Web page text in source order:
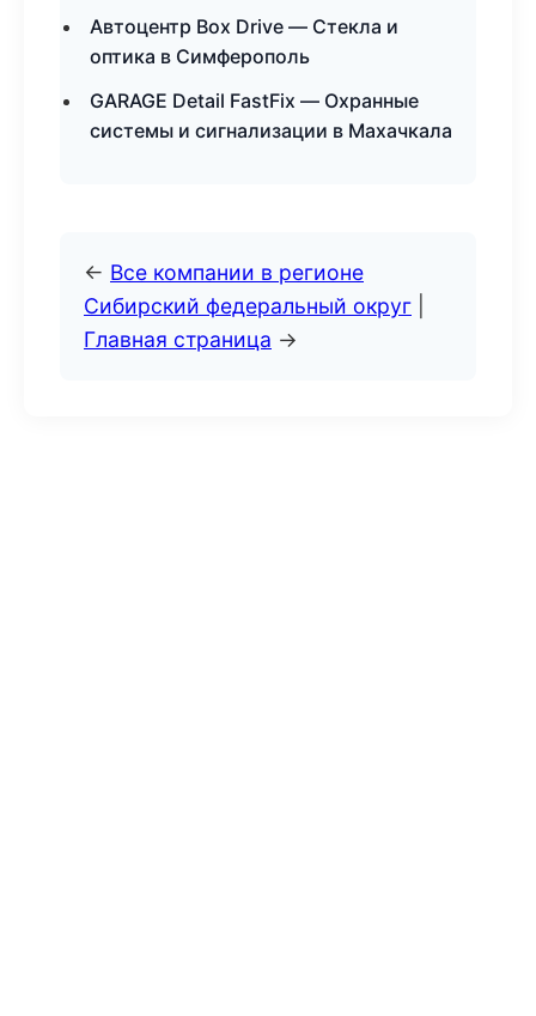
Автоцентр Box Drive — Стекла и
оптика в Симферополь
GARAGE Detail FastFix — Охранные
системы и сигнализации в Махачкала
← Все компании в регионе
Сибирский федеральный округ
Главная страница →